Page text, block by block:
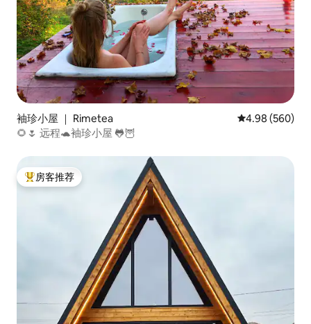
袖珍小屋 ｜ Rimetea 平均评分 4.98
4.98 (560)
🌻🌷 远程🐢袖珍小屋 🐸🦉
热门「房客推荐」
房客推荐